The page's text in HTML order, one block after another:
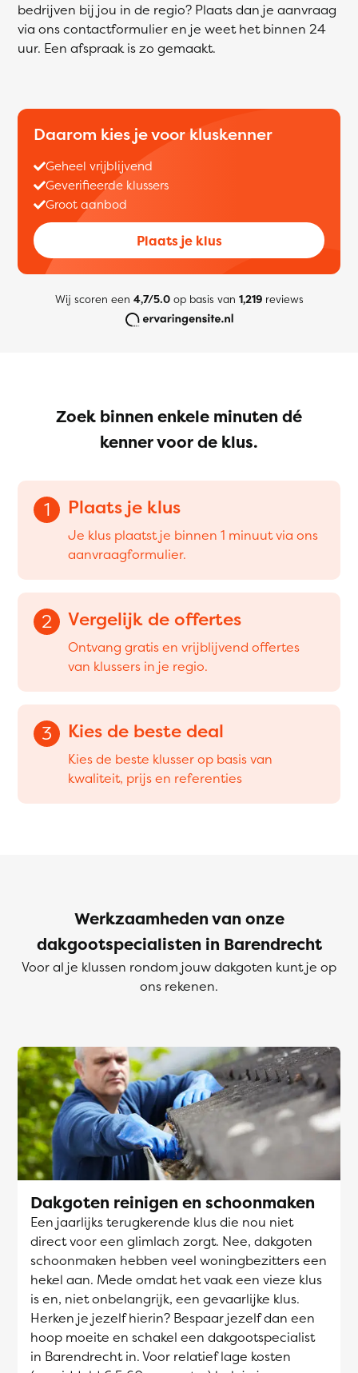
bedrijven bij jou in de regio? Plaats dan je aanvraag
via ons contactformulier en je weet het binnen 24
uur. Een afspraak is zo gemaakt.
Daarom kies je voor kluskenner
Geheel vrijblijvend
Geverifieerde klussers
Groot aanbod
Plaats je klus
Wij scoren een 4,7/5.0op basis van 1,219reviews
Zoek binnen enkele minuten dé
kenner voor de klus.
1 Plaats je klus
Je klus plaatst je binnen 1 minuut via ons
aanvraagformulier.
2 Vergelijk de offertes
Ontvang gratis en vrijblijvend offertes
van klussers in je regio.
3 Kies de beste deal
Kies de beste klusser op basis van
kwaliteit, prijs en referenties
Werkzaamheden van onze
dakgootspecialisten in Barendrecht
Voor al je klussen rondom jouw dakgoten kunt je op
ons rekenen.
Dakgoten reinigen en schoonmaken
Een jaarlijks terugkerende klus die nou niet
direct voor een glimlach zorgt. Nee, dakgoten
schoonmaken hebben veel woningbezitters een
hekel aan. Mede omdat het vaak een vieze klus
is en, niet onbelangrijk, een gevaarlijke klus.
Herken je jezelf hierin? Bespaar jezelf dan een
hoop moeite en schakel een dakgootspecialist
in Barendrecht in. Voor relatief lage kosten